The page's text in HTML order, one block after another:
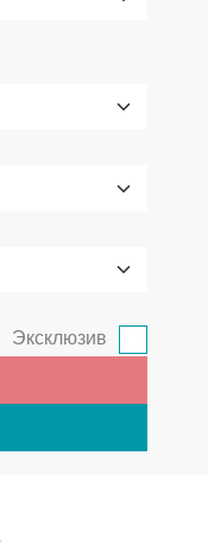
Эксклюзив